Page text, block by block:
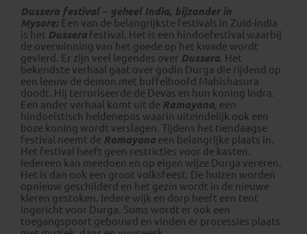
Dussera festival – geheel India, bijzonder in
Mysore: Een van de belangrijkste festivals in Zuid-India
is het Dussera festival. Het is een hindoefestival waarbij
de overwinning van het goede op het kwade wordt
gevierd. Er zijn veel legendes over Dussera. Het
bekendste verhaal gaat over godin Durga die rijdend op
een leeuw de demon met buffelhoofd Mahishasura
doodt. Hij terroriseerde de Devas en hun koning Indra.
Een ander verhaal komt uit de Ramayana, een
hindoeïstisch heldenepos waarin uiteindelijk ook een
boze koning wordt verslagen. Tijdens het tiendaagse
festival neemt de Ramayana een belangrijke plaats in.
Het festival heeft geen restricties voor de kasten.
Iedereen kan meedoen en op eigen wijze Durga vereren.
Het is dan ook een groot volksfeest. De huizen worden
opnieuw geschilderd en het gezin wordt in de nieuwe
kleren gestoken. Iedere wijk en dorp heeft een tent
ingericht voor Durga. Soms wordt er ook een
toegangspoort gebouwd en vinden er processies plaats